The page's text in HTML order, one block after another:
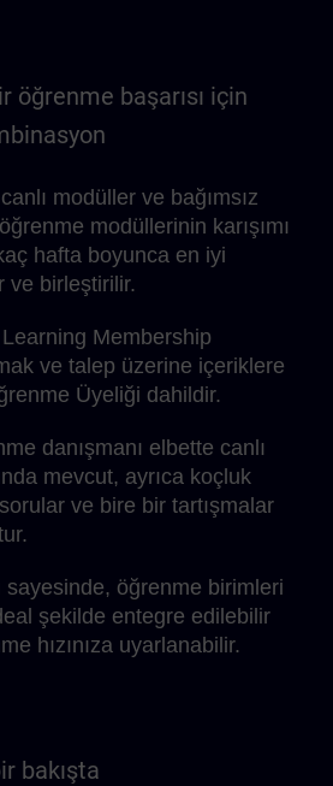
öğrenme başarısı için
modüller ve bağımsız
modüllerinin karışımı
hafta boyunca en iyi
ve birleştirilir.
Membership
ve talep üzerine içeriklere
Üyeliği dahildir.
danışmanı elbette canlı
mevcut, ayrıca koçluk
ve bire bir tartışmalar
sayesinde, öğrenme birimleri
şekilde entegre edilebilir
hızınıza uyarlanabilir.
bakışta